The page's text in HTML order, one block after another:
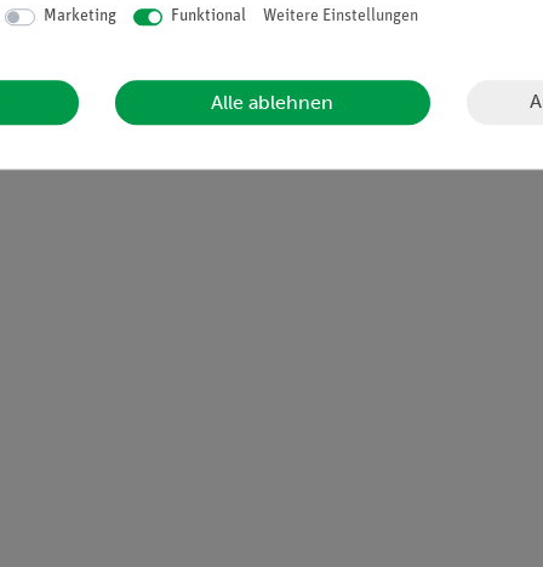
Marketing Funktional Weitere Einstellungen
Alle ablehnen